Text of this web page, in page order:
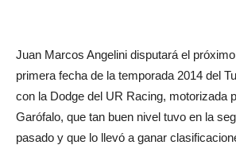
Juan Marcos Angelini disputará el
primera fecha de la temporada 2014 del
con la Dodge del UR Racing, motorizada
Garófalo, que tan buen nivel tuvo en la
pasado y que lo llevó a ganar